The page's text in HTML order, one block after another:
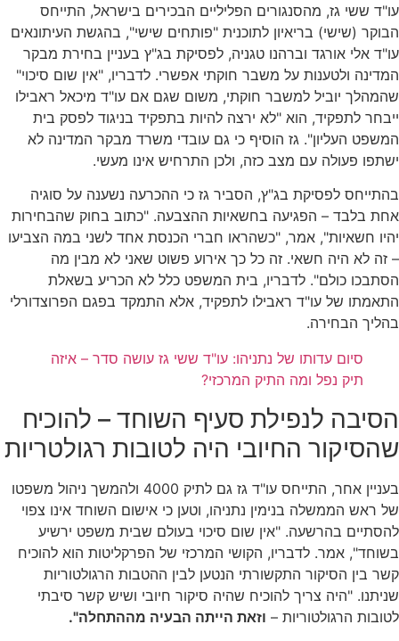
עו"ד ששי גז, מהסנגורים הפליליים הבכירים בישראל, התייחס
הבוקר (שישי) בריאיון לתוכנית "פותחים שישי", בהגשת העיתונאים
עו"ד אלי אורגד וברהנו טגניה, לפסיקת בג"ץ בעניין בחירת מבקר
המדינה ולטענות על משבר חוקתי אפשרי. לדבריו, "אין שום סיכוי"
שהמהלך יוביל למשבר חוקתי, משום שגם אם עו"ד מיכאל ראבילו
ייבחר לתפקיד, הוא "לא ירצה להיות בתפקיד בניגוד לפסק בית
המשפט העליון". גז הוסיף כי גם עובדי משרד מבקר המדינה לא
ישתפו פעולה עם מצב כזה, ולכן התרחיש אינו מעשי.
בהתייחס לפסיקת בג"ץ, הסביר גז כי ההכרעה נשענה על סוגיה
אחת בלבד – הפגיעה בחשאיות ההצבעה. "כתוב בחוק שהבחירות
יהיו חשאיות", אמר, "כשהראו חברי הכנסת אחד לשני במה הצביעו
– זה לא היה חשאי. זה כל כך אירוע פשוט שאני לא מבין מה
הסתבכו כולם". לדבריו, בית המשפט כלל לא הכריע בשאלת
התאמתו של עו"ד ראבילו לתפקיד, אלא התמקד בפגם הפרוצדורלי
בהליך הבחירה.
סיום עדותו של נתניהו: עו"ד ששי גז עושה סדר – איזה
תיק נפל ומה התיק המרכזי?
הסיבה לנפילת סעיף השוחד – להוכיח
שהסיקור החיובי היה לטובות רגולטריות
בעניין אחר, התייחס עו"ד גז גם לתיק 4000 ולהמשך ניהול משפטו
של ראש הממשלה בנימין נתניהו, וטען כי אישום השוחד אינו צפוי
להסתיים בהרשעה. "אין שום סיכוי בעולם שבית משפט ירשיע
בשוחד", אמר. לדבריו, הקושי המרכזי של הפרקליטות הוא להוכיח
קשר בין הסיקור התקשורתי הנטען לבין ההטבות הרגולטוריות
שניתנו. "היה צריך להוכיח שהיה סיקור חיובי ושיש קשר סיבתי
לטובות הרגולטוריות – וזאת הייתה הבעיה מההתחלה".